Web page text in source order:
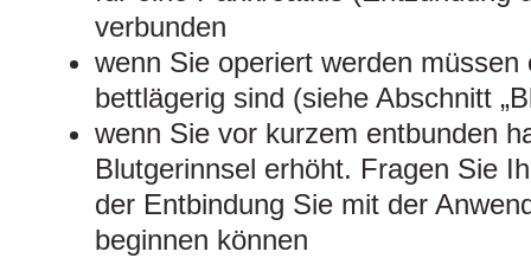
verbunden
wenn Sie operiert werden müssen
bettlägerig sind (siehe Abschnitt
wenn Sie vor kurzem entbunden
Blutgerinnsel erhöht. Fragen Sie
der Entbindung Sie mit der
beginnen können